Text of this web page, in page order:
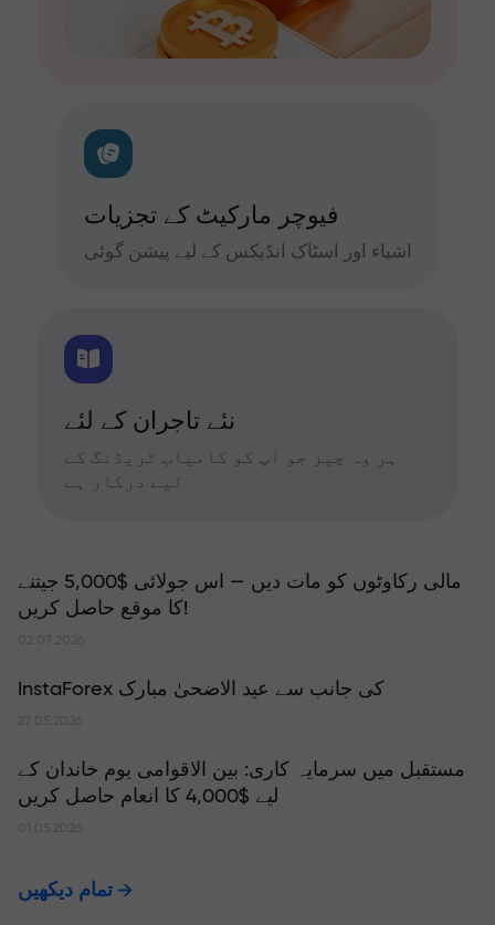
فیوچر مارکیٹ کے تجزیات
اشیاء اور اسٹاک انڈیکس کے لیے پیشن گوئی
نئے تاجران کے لئے
ہر وہ چیز جو آپ کو کامیاب ٹریڈنگ کے
لیے درکار ہے
مالی رکاوٹوں کو مات دیں — اس جولائی $5,000 جیتنے
کا موقع حاصل کریں!
02.07.2026
InstaForex کی جانب سے عید الاضحیٰ مبارک
27.05.2026
مستقبل میں سرمایہ کاری: بین الاقوامی یوم خاندان کے
لیے $4,000 کا انعام حاصل کریں
01.05.2026
تمام دیکھیں